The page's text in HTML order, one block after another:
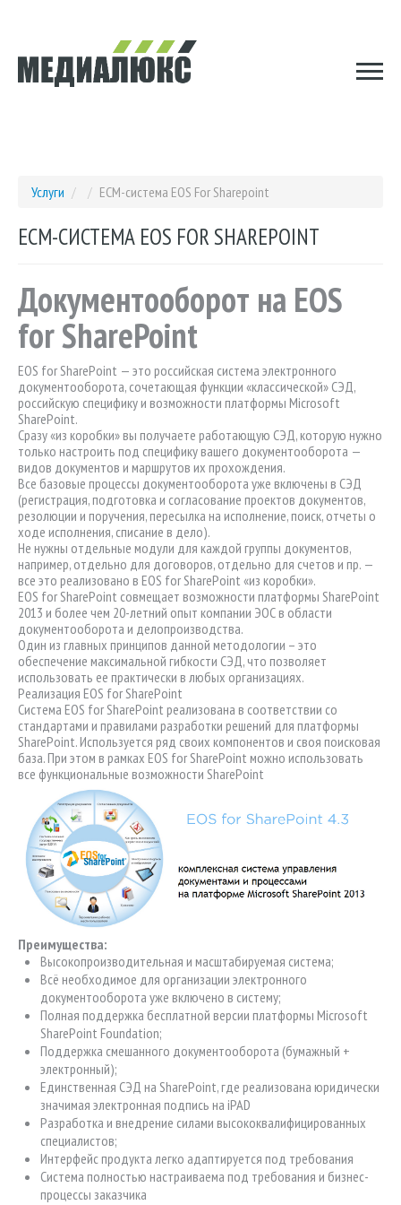
Услуги / / ECM-система EOS For Sharepoint
ECM-СИСТЕМА EOS FOR SHAREPOINT
Документооборот на EOS
for SharePoint
EOS for SharePoint — это российская система электронного
документооборота, сочетающая функции «классической» СЭД,
российскую специфику и возможности платформы Microsoft
SharePoint.
Сразу «из коробки» вы получаете работающую СЭД, которую нужно
только настроить под специфику вашего документооборота —
видов документов и маршрутов их прохождения.
Все базовые процессы документооборота уже включены в СЭД
(регистрация, подготовка и согласование проектов документов,
резолюции и поручения, пересылка на исполнение, поиск, отчеты о
ходе исполнения, списание в дело).
Не нужны отдельные модули для каждой группы документов,
например, отдельно для договоров, отдельно для счетов и пр. —
все это реализовано в EOS for SharePoint «из коробки».
EOS for SharePoint совмещает возможности платформы SharePoint
2013 и более чем 20-летний опыт компании ЭОС в области
документооборота и делопроизводства.
Один из главных принципов данной методологии – это
обеспечение максимальной гибкости СЭД, что позволяет
использовать ее практически в любых организациях.
Реализация EOS for SharePoint
Система EOS for SharePoint реализована в соответствии со
стандартами и правилами разработки решений для платформы
SharePoint. Используется ряд своих компонентов и своя поисковая
база. При этом в рамках EOS for SharePoint можно использовать
все функциональные возможности SharePoint
Преимущества:
Высокопроизводительная и масштабируемая система;
Всё необходимое для организации электронного
документооборота уже включено в систему;
Полная поддержка бесплатной версии платформы Microsoft
SharePoint Foundation;
Поддержка смешанного документооборота (бумажный +
электронный);
Единственная СЭД на SharePoint, где реализована юридически
значимая электронная подпись на iPAD
Разработка и внедрение силами высококвалифицированных
специалистов;
Интерфейс продукта легко адаптируется под требования
Система полностью настраиваема под требования и бизнес-
процессы заказчика